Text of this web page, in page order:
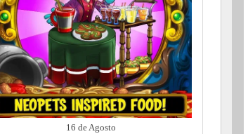
16 de Agosto